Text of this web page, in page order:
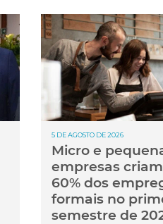
5 DE AGOSTO DE 2026
Micro e
empresas
60% dos
formais no
semestre de